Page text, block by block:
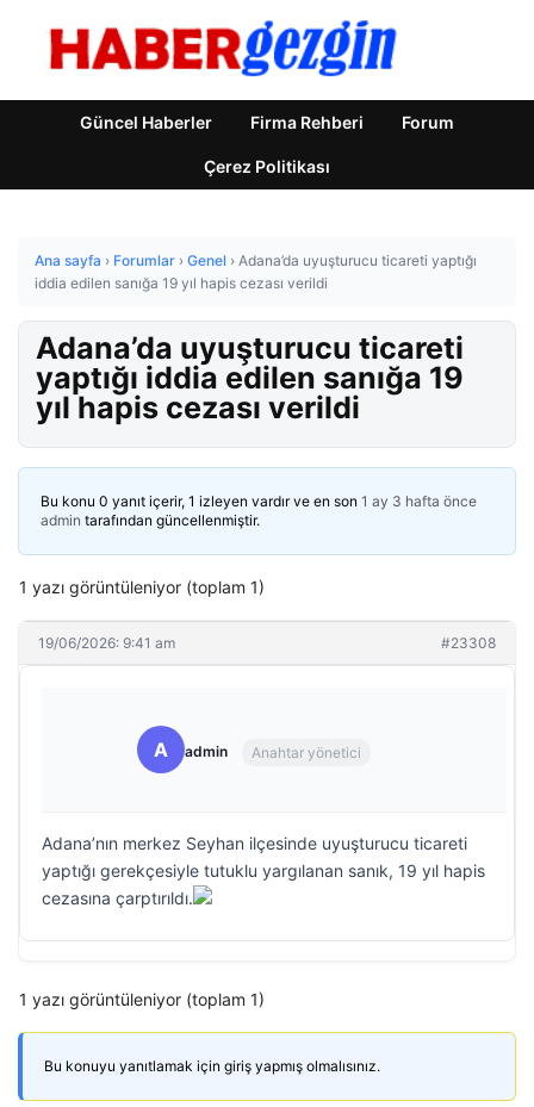
Güncel Haberler Firma Rehberi Forum
Çerez Politikası
Ana sayfa › Forumlar › Genel › Adana’da uyuşturucu ticareti yaptığı
iddia edilen sanığa 19 yıl hapis cezası verildi
Adana’da uyuşturucu ticareti
yaptığı iddia edilen sanığa 19
yıl hapis cezası verildi
Bu konu 0 yanıt içerir, 1 izleyen vardır ve en son 1 ay 3 hafta önce
admin tarafından güncellenmiştir.
1 yazı görüntüleniyor (toplam 1)
19/06/2026: 9:41 am #23308
A admin Anahtar yönetici
Adana’nın merkez Seyhan ilçesinde uyuşturucu ticareti
yaptığı gerekçesiyle tutuklu yargılanan sanık, 19 yıl hapis
cezasına çarptırıldı.
1 yazı görüntüleniyor (toplam 1)
Bu konuyu yanıtlamak için giriş yapmış olmalısınız.